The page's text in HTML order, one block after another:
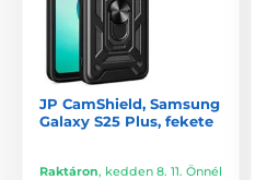
JP CamShield, Samsung
Galaxy S25 Plus, fekete
Raktáron, kedden 8. 11. Önnél